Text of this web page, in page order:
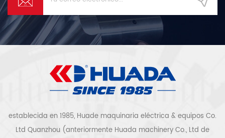
establecida en 1985, Huade maquinaria eléctrica & equipos Co.
Ltd Quanzhou (anteriormente Huada machinery Co., Ltd de